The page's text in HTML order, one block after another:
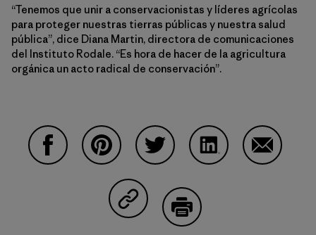
“Tenemos que unir a conservacionistas y líderes agrícolas
para proteger nuestras tierras públicas y nuestra salud
pública”, dice Diana Martin, directora de comunicaciones
del Instituto Rodale. “Es hora de hacer de la agricultura
orgánica un acto radical de conservación”.
Compartir en Copy Link